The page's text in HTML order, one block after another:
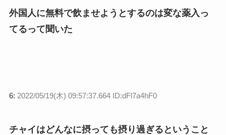
外国人に無料で飲ませようとするのは変な薬入っ
てるって聞いた
6: 2022/05/19(木) 09:57:37.664 ID:dFl7a4hF0
チャイはどんなに摂っても摂り過ぎるということ